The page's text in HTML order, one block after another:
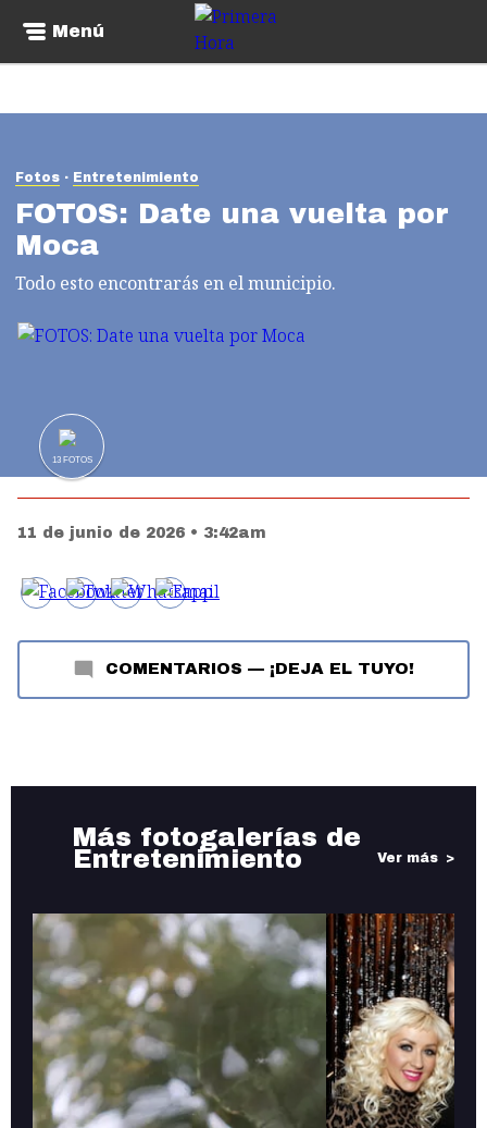
Menú
Fotos Entretenimiento
FOTOS: Date una vuelta por
Moca
Todo esto encontrarás en el municipio.
13FOTOS
11 de junio de 2026 • 3:42am
COMENTARIOS — ¡DEJA EL TUYO!
Más fotogalerías de
Entretenimiento Ver más